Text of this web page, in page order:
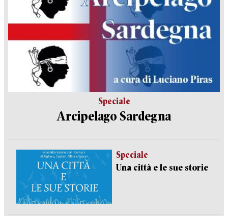
Speciale
Arcipelago Sardegna
Speciale
Una città e le sue storie